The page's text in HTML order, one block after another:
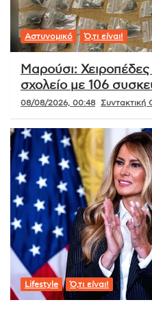
Αστυνομικό Ό,τι είναι!
Μαρούσι:
σχολείο με 106
08/08/2026, 00:48
Lifestyle Ό,τι είναι!